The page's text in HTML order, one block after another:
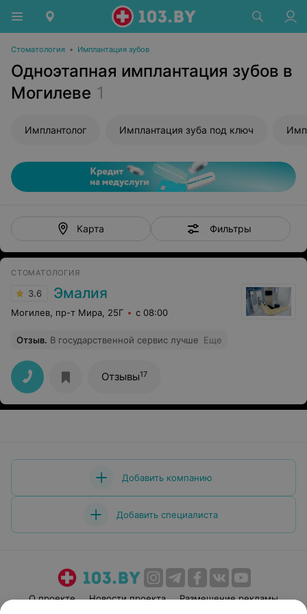
Стоматология • Имплантация зубов
Одноэтапная имплантация зубов в
Могилеве 1
Имплантолог Имплантация зуба под ключ
Карта Фильтры
СТОМАТОЛОГИЯ
3.6 Эмалия
Могилев, пр-т Мира, 25Г с 08:00
Отзыв. В государственной сервис лучше Еще
Отзывы17
Добавить компанию
Добавить специалиста
О проекте Новости проекта
Размещение рекламы